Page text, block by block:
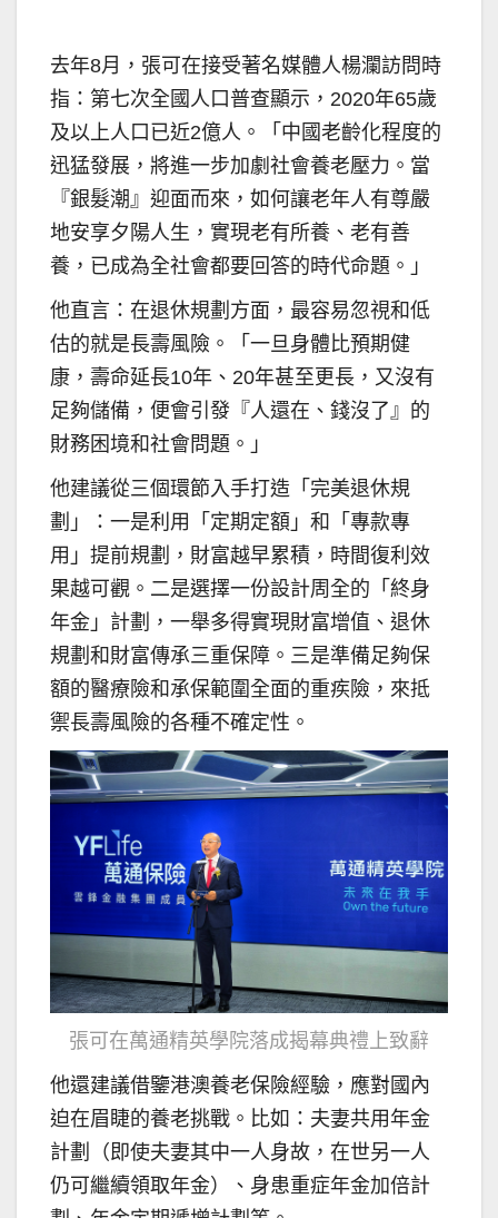
去年8月，張可在接受著名媒體人楊瀾訪問時
指：第七次全國人口普查顯示，2020年65歲
及以上人口已近2億人。「中國老齡化程度的
迅猛發展，將進一步加劇社會養老壓力。當
『銀髮潮』迎面而來，如何讓老年人有尊嚴
地安享夕陽人生，實現老有所養、老有善
養，已成為全社會都要回答的時代命題。」
他直言：在退休規劃方面，最容易忽視和低
估的就是長壽風險。「一旦身體比預期健
康，壽命延長10年、20年甚至更長，又沒有
足夠儲備，便會引發『人還在、錢沒了』的
財務困境和社會問題。」
他建議從三個環節入手打造「完美退休規
劃」：一是利用「定期定額」和「專款專
用」提前規劃，財富越早累積，時間復利效
果越可觀。二是選擇一份設計周全的「終身
年金」計劃，一舉多得實現財富增值、退休
規劃和財富傳承三重保障。三是準備足夠保
額的醫療險和承保範圍全面的重疾險，來抵
禦長壽風險的各種不確定性。
張可在萬通精英學院落成揭幕典禮上致辭
他還建議借鑒港澳養老保險經驗，應對國內
迫在眉睫的養老挑戰。比如：夫妻共用年金
計劃（即使夫妻其中一人身故，在世另一人
仍可繼續領取年金）、身患重症年金加倍計